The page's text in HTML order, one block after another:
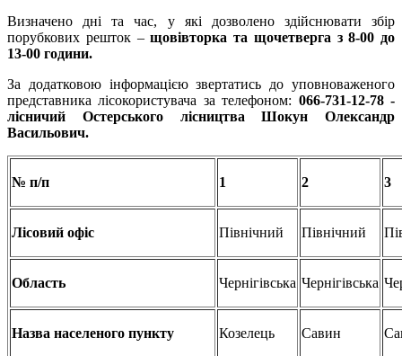
Визначено дні та час, у які дозволено здійснювати збір
порубкових решток –щовівторка та щочетверга з 8-00 до
13-00 години.
За додатковою інформацією звертатись до уповноваженого
представника лісокористувача за телефоном: 066-731-12-78 -
лісничий ОстерськоголісництваШокун Олександр
Васильович.
№ п/п 1 2 3
Лісовий офіс Північний Північний
Область Чернігівська Чернігівська
Назва населеного пункту Козелець Савин